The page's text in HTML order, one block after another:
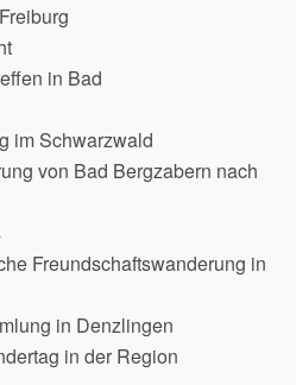
in Bad
im Schwarzwald
von Bad Bergzabern nach
Freundschaftswanderung in
in Denzlingen
in der Region